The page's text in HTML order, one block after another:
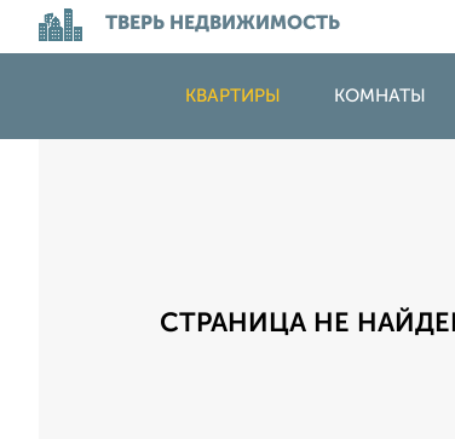
ТВЕРЬ НЕДВИЖИМОСТЬ
КВАРТИРЫ КОМНАТЫ
СТРАНИЦА НЕ